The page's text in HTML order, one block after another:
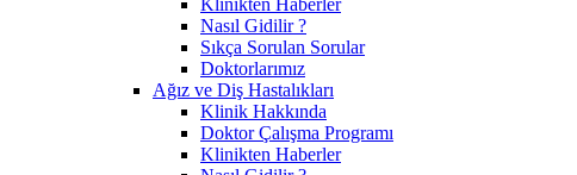
Nasıl Gidilir ?
Sıkça Sorulan Sorular
Doktorlarımız
Ağız ve Diş Hastalıkları
Klinik Hakkında
Doktor Çalışma Programı
Klinikten Haberler